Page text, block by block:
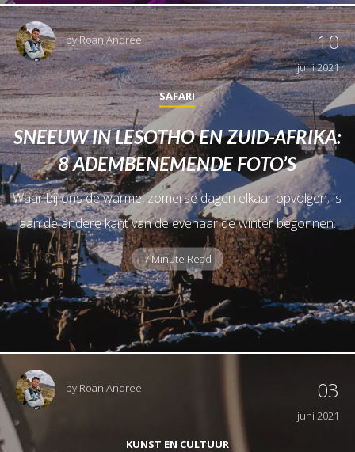
byRoan Andree 10
juni 2021
SAFARI
SNEEUW IN LESOTHO EN ZUID-AFRIKA:
8 ADEMBENEMENDE FOTO’S
Waar bij ons de warme, zomerse dagen elkaar opvolgen; is
aan de andere kant van de evenaar de winter begonnen.
7 Minute Read
by Roan Andree 03
juni 2021
KUNST EN CULTUUR